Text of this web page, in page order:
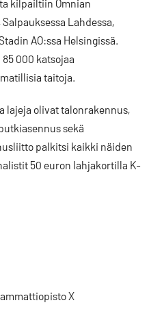
kilpailtiin Omnian
Lahdessa,
AO:ssa Helsingissä.
000 katsojaa
taitoja.
lajeja olivat talonrakennus,
sekä
palkitsi kaikki näiden
50 euron lahjakortilla K-
X